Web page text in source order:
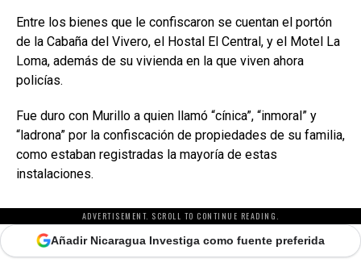
Entre los bienes que le confiscaron se cuentan el portón
de la Cabaña del Vivero, el Hostal El Central, y el Motel La
Loma, además de su vivienda en la que viven ahora
policías.
Fue duro con Murillo a quien llamó “cínica”, “inmoral” y
“ladrona” por la confiscación de propiedades de su familia,
como estaban registradas la mayoría de estas
instalaciones.
ADVERTISEMENT. SCROLL TO CONTINUE READING.
Añadir Nicaragua Investiga como fuente preferida